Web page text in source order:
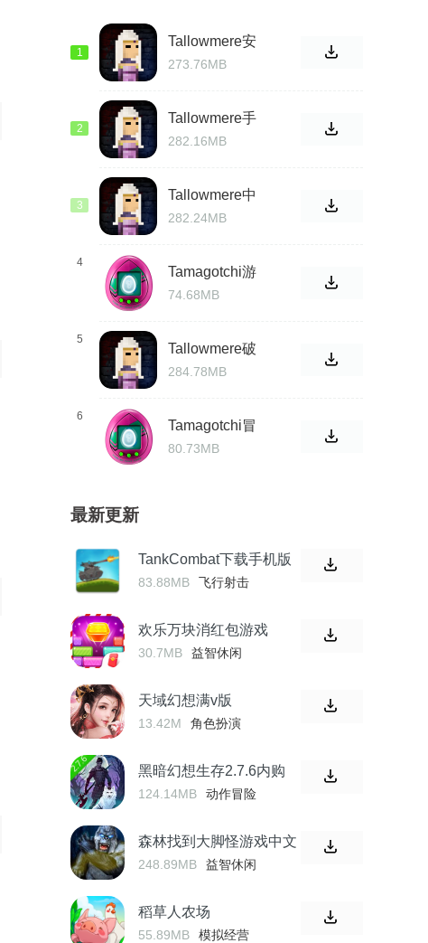
1
Tallowmere安
卓汉化
273.76MB
2
Tallowmere手
机版
282.16MB
3
Tallowmere中
文版手机版
282.24MB
4
Tamagotchi游
戏
74.68MB
5
Tallowmere破
解版
284.78MB
6
Tamagotchi冒
险王国
80.73MB
最新更新
TankCombat下载手机版
83.88MB 飞行射击
欢乐万块消红包游戏
30.7MB 益智休闲
天域幻想满v版
13.42M 角色扮演
黑暗幻想生存2.7.6内购
124.14MB 动作冒险
森林找到大脚怪游戏中文
248.89MB 益智休闲
稻草人农场
55.89MB 模拟经营